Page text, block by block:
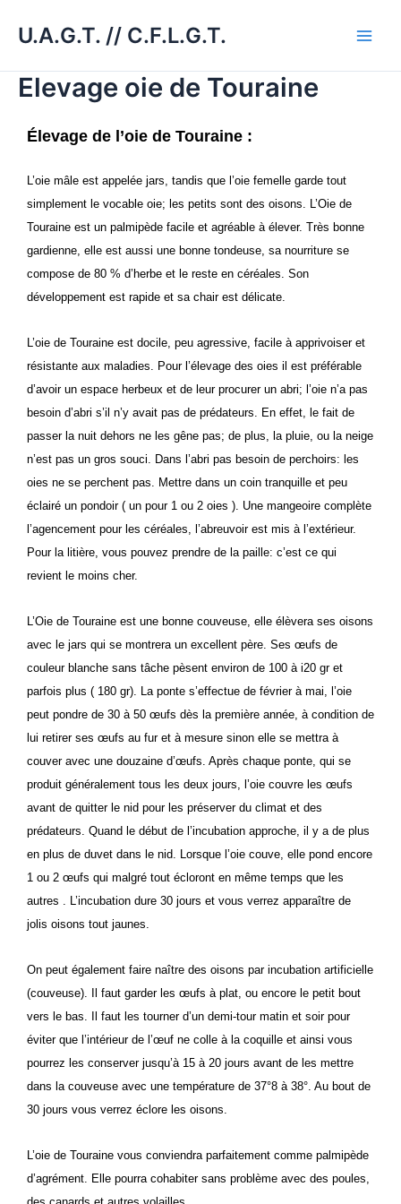
U.A.G.T. // C.F.L.G.T.
Elevage oie de Touraine
Élevage de l’oie de Touraine :
L’oie mâle est appelée jars, tandis que l’oie femelle garde tout
simplement le vocable oie; les petits sont des oisons. L’Oie de
Touraine est un palmipède facile et agréable à élever. Très bonne
gardienne, elle est aussi une bonne tondeuse, sa nourriture se
compose de 80 % d’herbe et le reste en céréales. Son
développement est rapide et sa chair est délicate.
L’oie de Touraine est docile, peu agressive, facile à apprivoiser et
résistante aux maladies. Pour l’élevage des oies il est préférable
d’avoir un espace herbeux et de leur procurer un abri; l’oie n’a pas
besoin d’abri s’il n’y avait pas de prédateurs. En effet, le fait de
passer la nuit dehors ne les gêne pas; de plus, la pluie, ou la neige
n’est pas un gros souci. Dans l’abri pas besoin de perchoirs: les
oies ne se perchent pas. Mettre dans un coin tranquille et peu
éclairé un pondoir ( un pour 1 ou 2 oies ). Une mangeoire complète
l’agencement pour les céréales, l’abreuvoir est mis à l’extérieur.
Pour la litière, vous pouvez prendre de la paille: c’est ce qui
revient le moins cher.
L’Oie de Touraine est une bonne couveuse, elle élèvera ses oisons
avec le jars qui se montrera un excellent père. Ses œufs de
couleur blanche sans tâche pèsent environ de 100 à i20 gr et
parfois plus ( 180 gr). La ponte s’effectue de février à mai, l’oie
peut pondre de 30 à 50 œufs dès la première année, à condition de
lui retirer ses œufs au fur et à mesure sinon elle se mettra à
couver avec une douzaine d’œufs. Après chaque ponte, qui se
produit généralement tous les deux jours, l’oie couvre les œufs
avant de quitter le nid pour les préserver du climat et des
prédateurs. Quand le début de l’incubation approche, il y a de plus
en plus de duvet dans le nid. Lorsque l’oie couve, elle pond encore
1 ou 2 œufs qui malgré tout écloront en même temps que les
autres . L’incubation dure 30 jours et vous verrez apparaître de
jolis oisons tout jaunes.
On peut également faire naître des oisons par incubation artificielle
(couveuse). Il faut garder les œufs à plat, ou encore le petit bout
vers le bas. Il faut les tourner d’un demi-tour matin et soir pour
éviter que l’intérieur de l’œuf ne colle à la coquille et ainsi vous
pourrez les conserver jusqu’à 15 à 20 jours avant de les mettre
dans la couveuse avec une température de 37°8 à 38°. Au bout de
30 jours vous verrez éclore les oisons.
L’oie de Touraine vous conviendra parfaitement comme palmipède
d’agrément. Elle pourra cohabiter sans problème avec des poules,